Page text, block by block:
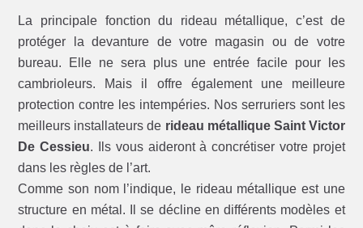
La principale fonction du rideau métallique, c’est de
protéger la devanture de votre magasin ou de votre
bureau. Elle ne sera plus une entrée facile pour les
cambrioleurs. Mais il offre également une meilleure
protection contre les intempéries. Nos serruriers sont les
meilleurs installateurs de rideau métallique Saint Victor
De Cessieu. Ils vous aideront à concrétiser votre projet
dans les règles de l’art.
Comme son nom l’indique, le rideau métallique est une
structure en métal. Il se décline en différents modèles et